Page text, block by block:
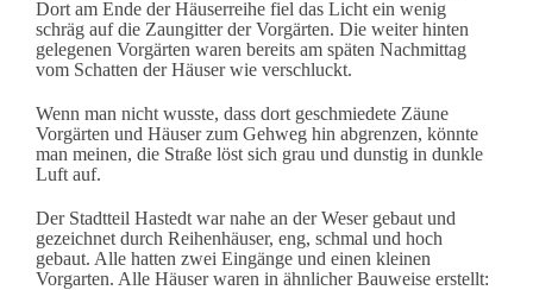
Dort am Ende der Häuserreihe fiel das Licht ein wenig
schräg auf die Zaungitter der Vorgärten. Die weiter hinten
gelegenen Vorgärten waren bereits am späten Nachmittag
vom Schatten der Häuser wie verschluckt.
Wenn man nicht wusste, dass dort geschmiedete Zäune
Vorgärten und Häuser zum Gehweg hin abgrenzen, könnte
man meinen, die Straße löst sich grau und dunstig in dunkle
Luft auf.
Der Stadtteil Hastedt war nahe an der Weser gebaut und
gezeichnet durch Reihenhäuser, eng, schmal und hoch
gebaut. Alle hatten zwei Eingänge und einen kleinen
Vorgarten. Alle Häuser waren in ähnlicher Bauweise erstellt: